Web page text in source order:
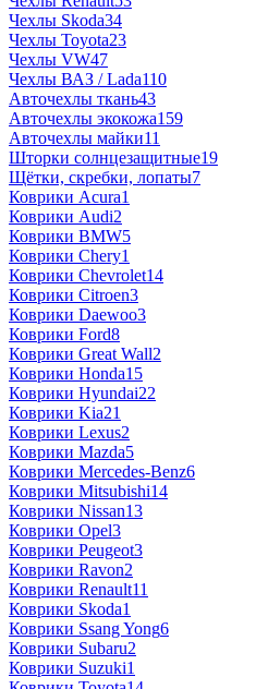
Чехлы Skoda34
Чехлы Toyota23
Чехлы VW47
Чехлы ВАЗ / Lada110
Авточехлы ткань43
Авточехлы экокожа159
Авточехлы майки11
Шторки солнцезащитные19
Щётки, скребки, лопаты7
Коврики Acura1
Коврики Audi2
Коврики BMW5
Коврики Chery1
Коврики Chevrolet14
Коврики Citroen3
Коврики Daewoo3
Коврики Ford8
Коврики Great Wall2
Коврики Honda15
Коврики Hyundai22
Коврики Kia21
Коврики Lexus2
Коврики Mazda5
Коврики Mercedes-Benz6
Коврики Mitsubishi14
Коврики Nissan13
Коврики Opel3
Коврики Peugeot3
Коврики Ravon2
Коврики Renault11
Коврики Skoda1
Коврики Ssang Yong6
Коврики Subaru2
Коврики Suzuki1